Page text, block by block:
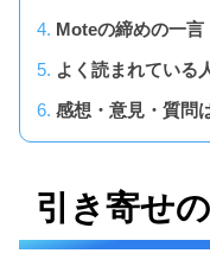
Moteの締めの一言
よく読まれている
感想・意見・質問
引き寄せ